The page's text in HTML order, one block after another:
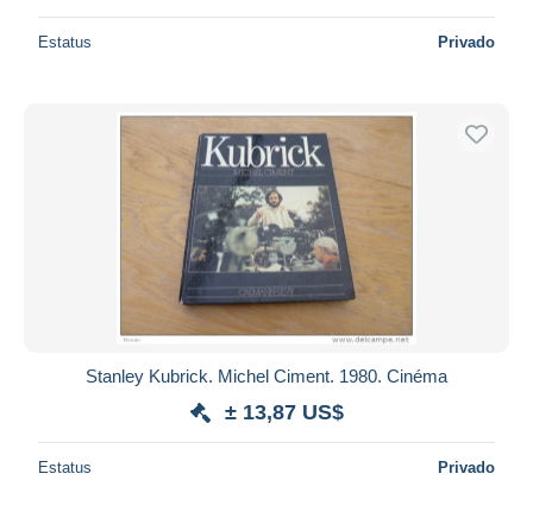
Estatus Privado
Stanley Kubrick. Michel Ciment. 1980. Cinéma
± 13,87 US$
Estatus Privado